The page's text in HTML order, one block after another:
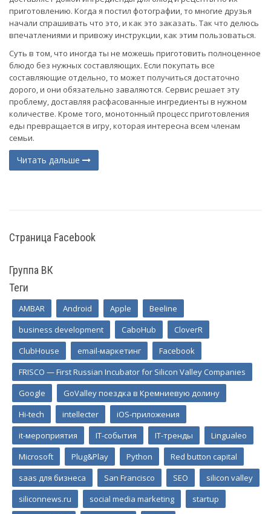
приготовлению. Когда я постил фотографии, то многие друзья
начали спрашивать что это, и как это заказать. Так что делюсь
впечатлениями и привожу инструкции, как этим пользоваться.
Суть в том, что иногда ты не можешь приготовить полноценное
блюдо без нужных составляющих. Если покупать все
составляющие отдельно, то может получиться достаточно
дорого, и они обязательно заваляются. Сервис решает эту
проблему, доставляя расфасованные ингредиенты в нужном
количестве. Кроме того, монотонный процесс приготовления
еды превращается в игру, которая интересна всем членам
семьи.
Читать дальше
Страница Facebook
Группа ВК
Теги
AMBAR Android Apple
Beeline
business development
CaboHub
CloverR
ClubHouse
email-маркетинг
Facebook
FRISCO — First Russian Incubator for Silicon Valley Companies
Google
GoValley поездка в Кремниевую долину
Hi-tech
intellecter
iOS-приложения
it-мероприятия
IT-события IT-тренды
Lingualeo
Microsoft
Plug&Play Python
Red button capital
saas для бизнеса
San Francisco SEO
silicon valley
siliconnews.ru
social media marketing
startup